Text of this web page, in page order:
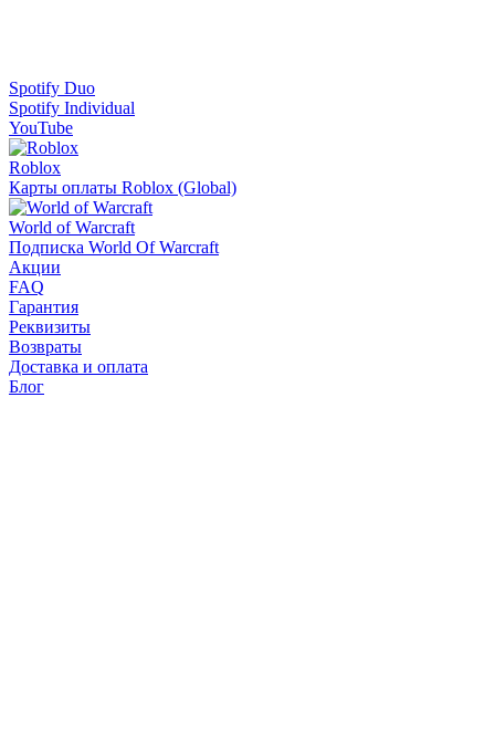
Spotify Duo
Spotify Individual
YouTube
Roblox
Карты оплаты Roblox (Global)
World of Warcraft
Подписка World Of Warcraft
Акции
FAQ
Гарантия
Реквизиты
Возвраты
Доставка и оплата
Блог